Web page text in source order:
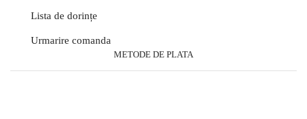
Lista de dorințe
Urmarire comanda
METODE DE PLATA